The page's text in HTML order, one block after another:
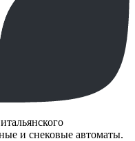
и снековые автоматы.